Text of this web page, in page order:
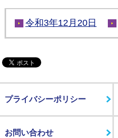
令和3年12月20日
プライバシーポリシー
お問い合わせ